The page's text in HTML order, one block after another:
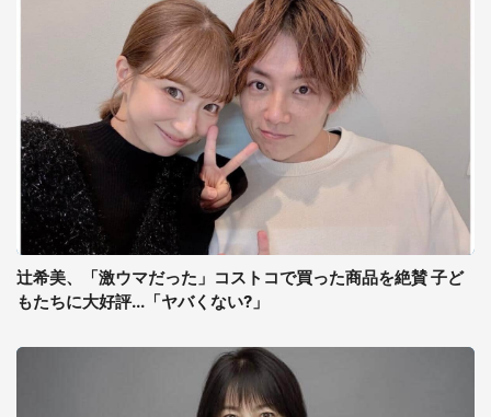
辻希美、「激ウマだった」コストコで買った商品を絶賛 子ど
もたちに大好評...「ヤバくない?」